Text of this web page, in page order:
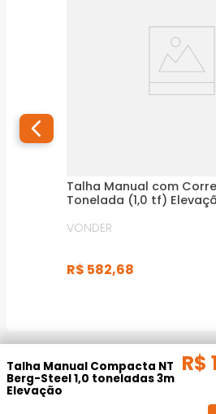
Talha Manual com
Tonelada (1,0 tf)
VONDER
R$ 582,68
Talha Manual Compacta NT
Berg-Steel 1,0 toneladas 3m
Elevação
R$
DESCRIÇÃO DO PRODUTO